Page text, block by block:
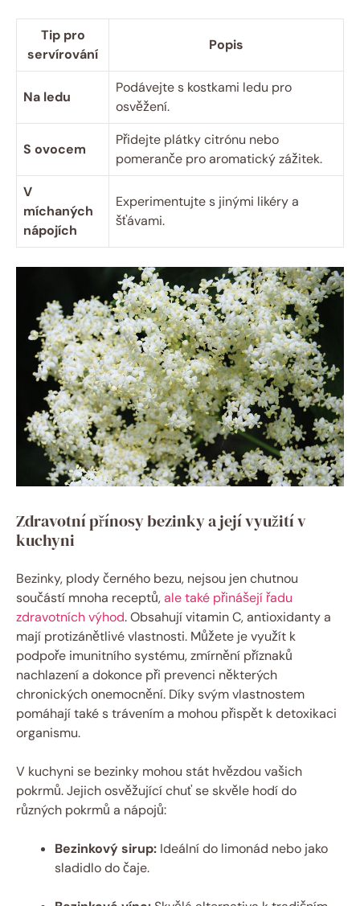
Tip pro
servírování
Popis
Na ledu
Podávejte s kostkami ledu pro
osvěžení.
S ovocem
Přidejte plátky citrónu nebo
pomeranče pro aromatický zážitek.
V
míchaných
nápojích
Experimentujte s jinými likéry a
šťávami.
Zdravotní přínosy bezinky a její využití v
kuchyni
Bezinky, plody černého bezu, nejsou jen chutnou
součástí mnoha receptů,ale také přinášejí řadu
zdravotních výhod. Obsahují vitamin C, antioxidanty a
mají protizánětlivé vlastnosti. Můžete je využít k
podpoře imunitního systému, zmírnění příznaků
nachlazení a dokonce při prevenci některých
chronických onemocnění. Díky svým vlastnostem
pomáhají také s trávením a mohou přispět k detoxikaci
organismu.
V kuchyni se bezinky mohou stát hvězdou vašich
pokrmů. Jejich osvěžující chuť se skvěle hodí do
různých pokrmů a nápojů:
Bezinkový sirup: Ideální do limonád nebo jako
sladidlo do čaje.